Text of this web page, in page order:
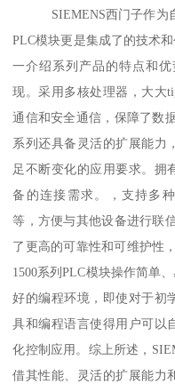
SIEMENS西门子作为自
PLC模块更是集成了的技术
一介绍系列产品的特点和优
现。采用多核处理器，大大
通信和安全通信，保障了数
系列还具备灵活的扩展能力
足不断变化的应用要求。拥
备的连接需求。，支持多
等，方便与其他设备进行联
了更高的可靠性和可维护性
1500系列PLC模块操作简单
好的编程环境，即使对于初
具和编程语言使得用户可以
化控制应用。综上所述，
借其性能、灵活的扩展能力